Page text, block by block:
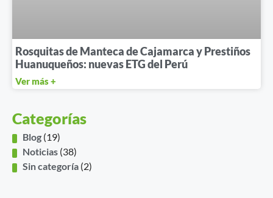
Rosquitas de Manteca de Cajamarca y Prestiños
Huanuqueños: nuevas ETG del Perú
Ver más +
Categorías
Blog (19)
Noticias (38)
Sin categoría (2)